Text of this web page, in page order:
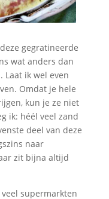
gegratineerde
wat anders dan
Laat ik wel even
Omdat je hele
kun je ze niet
ik: héél veel zand
deel van deze
naar
zit bijna altijd
supermarkten